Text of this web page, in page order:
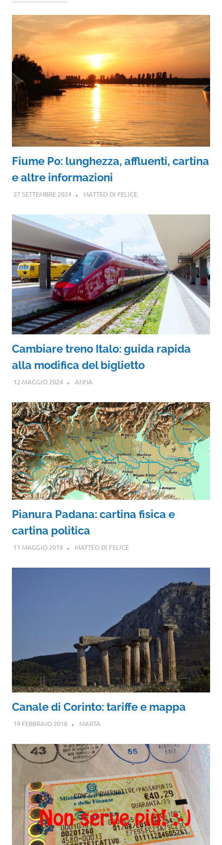
Fiume Po: lunghezza, affluenti, cartina
e altre informazioni
27 SETTEMBRE 2024 MATTEO DI FELICE
Cambiare treno Italo: guida rapida
alla modifica del biglietto
12 MAGGIO 2024 ANNA
Pianura Padana: cartina fisica e
cartina politica
11 MAGGIO 2019 MATTEO DI FELICE
Canale di Corinto: tariffe e mappa
19 FEBBRAIO 2018 MARTA